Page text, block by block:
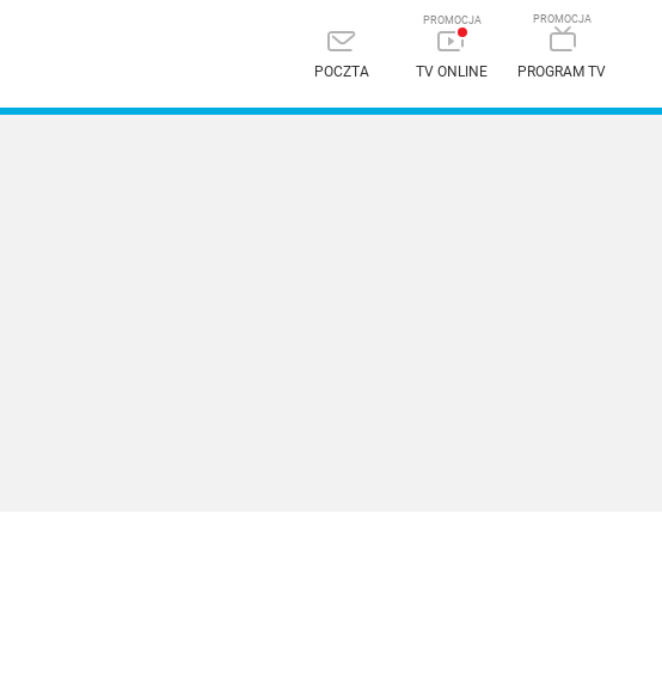
POCZTA TV ONLINE PROGRAM TV